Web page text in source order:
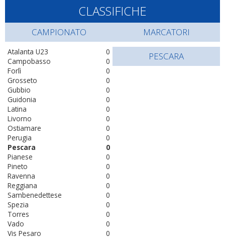
CLASSIFICHE
CAMPIONATO
0
Atalanta U23
0
Campobasso
0
Forlì
0
Grosseto
0
Gubbio
0
Guidonia
0
Latina
0
Livorno
0
Ostiamare
0
Perugia
0
Pescara
0
Pianese
0
Pineto
0
Ravenna
0
Reggiana
0
Sambenedettese
0
Spezia
0
Torres
0
Vado
0
Vis Pesaro
MARCATORI
PESCARA